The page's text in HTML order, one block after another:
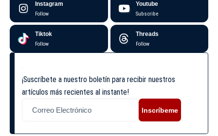
Instagram
Follow
Youtube
Subscribe
Tiktok
Follow
Threads
Follow
¡Suscríbete a nuestro boletín para recibir nuestros
artículos más recientes al instante!
Inscríbeme